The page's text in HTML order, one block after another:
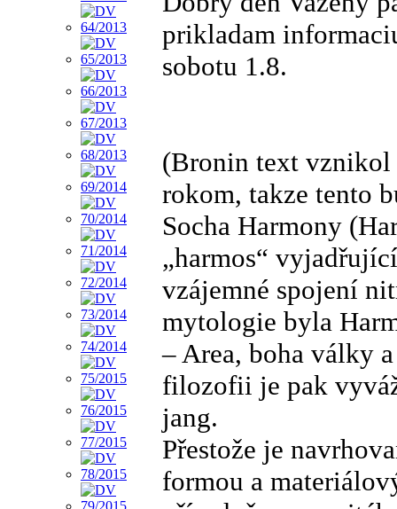
prikladam
sobotu 1.8.
(Bronin text vznikol
rokom, takze tento
Socha Harmony
„harmos“
vzájemné spojení
mytologie byla
– Area, boha války
filozofii je pak
jang.
Přestože je
formou a